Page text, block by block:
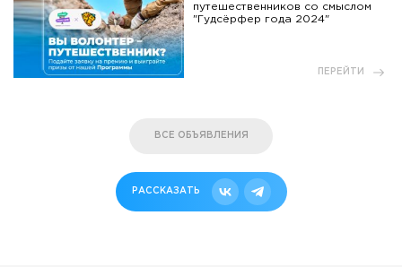
путешественников со смыслом
"Гудсёрфер года 2024"
ПЕРЕЙТИ
ВСЕ ОБЪЯВЛЕНИЯ
РАССКАЗАТЬ